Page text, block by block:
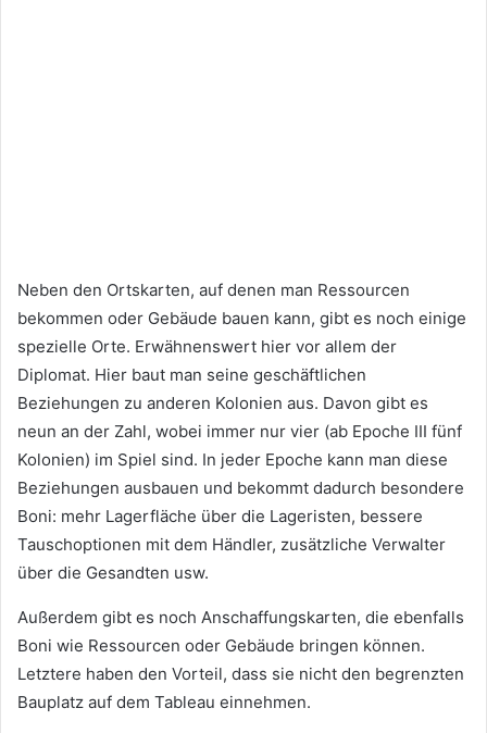
Neben den Ortskarten, auf denen man Ressourcen
bekommen oder Gebäude bauen kann, gibt es noch einige
spezielle Orte. Erwähnenswert hier vor allem der
Diplomat. Hier baut man seine geschäftlichen
Beziehungen zu anderen Kolonien aus. Davon gibt es
neun an der Zahl, wobei immer nur vier (ab Epoche III fünf
Kolonien) im Spiel sind. In jeder Epoche kann man diese
Beziehungen ausbauen und bekommt dadurch besondere
Boni: mehr Lagerfläche über die Lageristen, bessere
Tauschoptionen mit dem Händler, zusätzliche Verwalter
über die Gesandten usw.
Außerdem gibt es noch Anschaffungskarten, die ebenfalls
Boni wie Ressourcen oder Gebäude bringen können.
Letztere haben den Vorteil, dass sie nicht den begrenzten
Bauplatz auf dem Tableau einnehmen.